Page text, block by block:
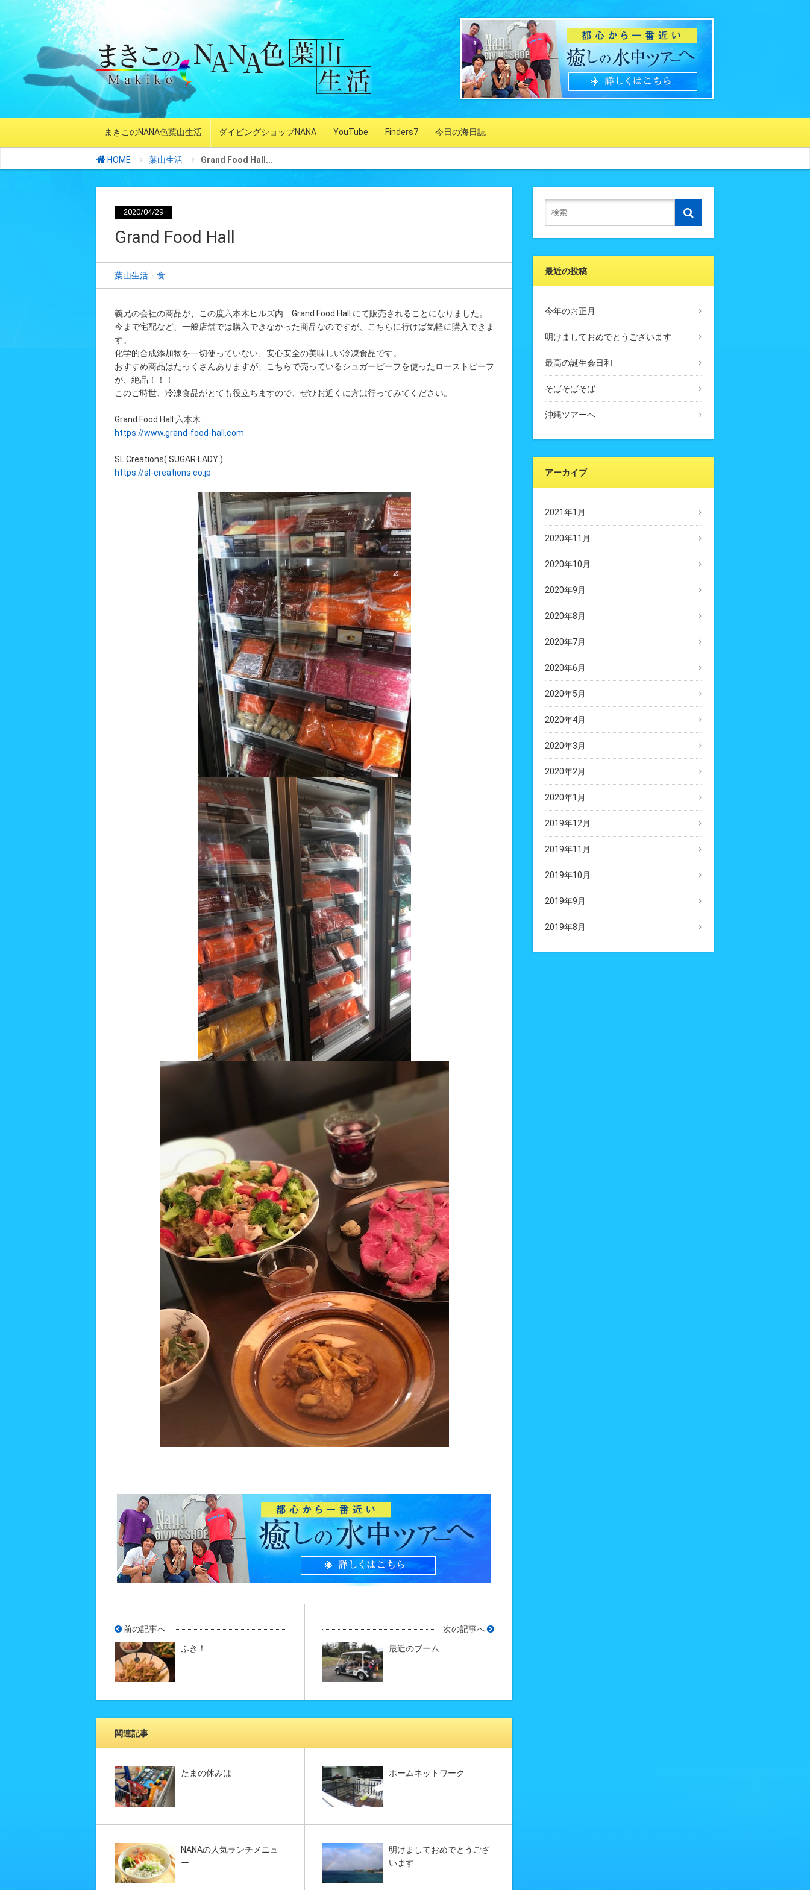
まきこのNANA色葉山生活 ダイビングショップNANA YouTube Finders7 今日の海日誌
HOME 葉山生活 Grand Food Hall...
2020/04/29
Grand Food Hall
葉山生活 ・ 食
義兄の会社の商品が、この度六本木ヒルズ内 Grand Food Hall にて販売されることになりました。
今まで宅配など、一般店舗では購入できなかった商品なのですが、こちらに行けば気軽に購入できま
す。
化学的合成添加物を一切使っていない、安心安全の美味しい冷凍食品です。
おすすめ商品はたっくさんありますが、こちらで売っているシュガービーフを使ったローストビーフ
が、絶品！！！
このご時世、冷凍食品がとても役立ちますので、ぜひお近くに方は行ってみてください。
Grand Food Hall 六本木
https://www.grand-food-hall.com
SL Creations( SUGAR LADY )
https://sl-creations.co.jp
前の記事へ
ふき！
次の記事へ
最近のブーム
関連記事
たまの休みは ホームネットワーク
NANAの人気ランチメニュ
ー
明けましておめでとうござ
います
最近の投稿
今年のお正月
明けましておめでとうございます
最高の誕生会日和
そばそばそば
沖縄ツアーへ
アーカイブ
2021年1月
2020年11月
2020年10月
2020年9月
2020年8月
2020年7月
2020年6月
2020年5月
2020年4月
2020年3月
2020年2月
2020年1月
2019年12月
2019年11月
2019年10月
2019年9月
2019年8月